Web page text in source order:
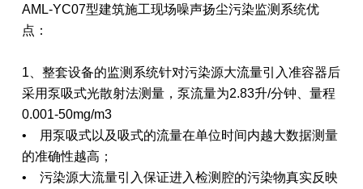
AML-YC07型建筑施工现场噪声扬尘污染监测系统优
点：
1、整套设备的监测系统针对污染源大流量引入准容器后
采用泵吸式光散射法测量，泵流量为2.83升/分钟、量程
0.001-50mg/m3
• 用泵吸式以及吸式的流量在单位时间内越大数据测量
的准确性越高；
• 污染源大流量引入保证进入检测腔的污染物真实反映